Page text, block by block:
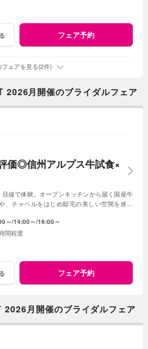
フェア予約
ェアを見る(2件)
月開催のブライダルフェア
価◎信州アルプス牛試食×
線で体験。オープンキッチンから届く国産牛
、チャペルをはじめ邸宅の美しい空間を感じ
～ 14:00～ 16:00～
間程度
フェア予約
月開催のブライダルフェア